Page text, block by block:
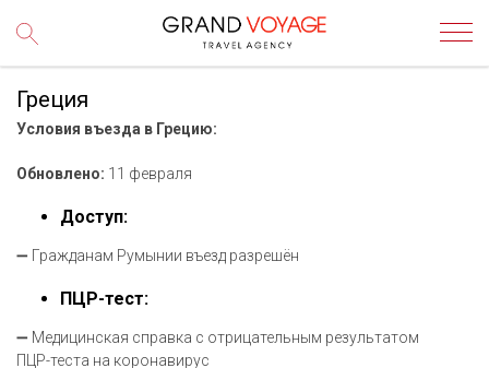
Греция
Условия въезда в Грецию:
Обновлено: 11 февраля
Доступ:
➖ Гражданам Румынии въезд разрешён
ПЦР-тест:
➖ Медицинская справка с отрицательным результатом
ПЦР-теста на коронавирус